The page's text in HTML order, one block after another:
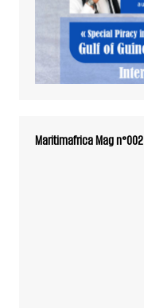
Maritimafrica Mag n°002